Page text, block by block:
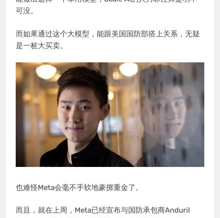
可没。
而如果通过这个大模型，能跟美国国防部搭上关系，无疑
是一桩大买卖。
也难怪Meta会毫不手软地豪掷重金了。
而且，就在上周，Meta已经宣布与国防承包商Anduril